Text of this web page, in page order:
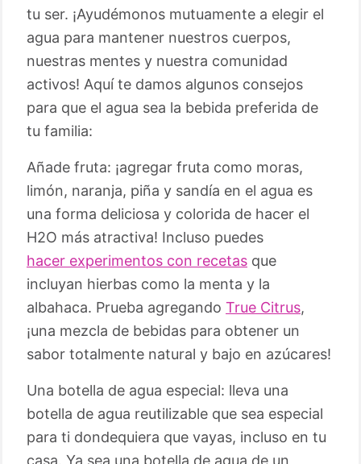
tu ser. ¡Ayudémonos mutuamente a elegir el
agua para mantener nuestros cuerpos,
nuestras mentes y nuestra comunidad
activos! Aquí te damos algunos consejos
para que el agua sea la bebida preferida de
tu familia:
Añade fruta: ¡agregar fruta como moras,
limón, naranja, piña y sandía en el agua es
una forma deliciosa y colorida de hacer el
H2O más atractiva! Incluso puedes
hacer experimentos con recetas que
incluyan hierbas como la menta y la
albahaca. Prueba agregando True Citrus,
¡una mezcla de bebidas para obtener un
sabor totalmente natural y bajo en azúcares!
Una botella de agua especial: lleva una
botella de agua reutilizable que sea especial
para ti dondequiera que vayas, incluso en tu
casa. Ya sea una botella de agua de un